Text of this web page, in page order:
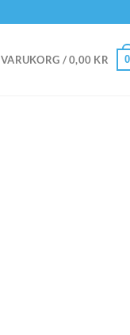
VARUKORG /0,00 KR 0